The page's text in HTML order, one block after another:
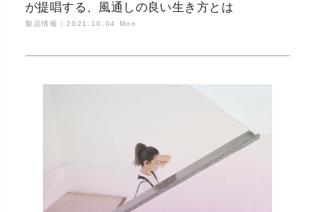
が提唱する、風通しの良い生き方とは
製品情報｜2021.10.04 Mon